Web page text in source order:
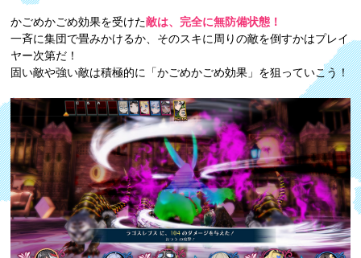
かごめかごめ効果を受けた敵は、完全に無防備状態！
一斉に集団で畳みかけるか、そのスキに周りの敵を倒すかはプレイ
ヤー次第だ！
固い敵や強い敵は積極的に「かごめかごめ効果」を狙っていこう！